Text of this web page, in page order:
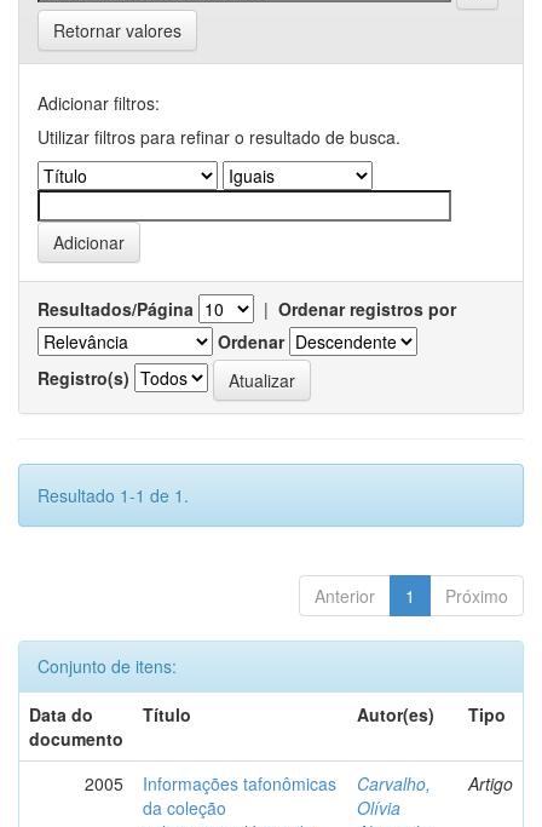
Retornar valores
Adicionar filtros:
Utilizar filtros para refinar o resultado de busca.
Resultados/Página | Ordenar registros por
Ordenar
Registro(s)
Resultado 1-1 de 1.
Anterior 1 Próximo
Conjunto de itens:
Data do
documento
Título Autor(es) Tipo
2005
Informações tafonômicas
da coleção
Carvalho,
Olívia
Artigo